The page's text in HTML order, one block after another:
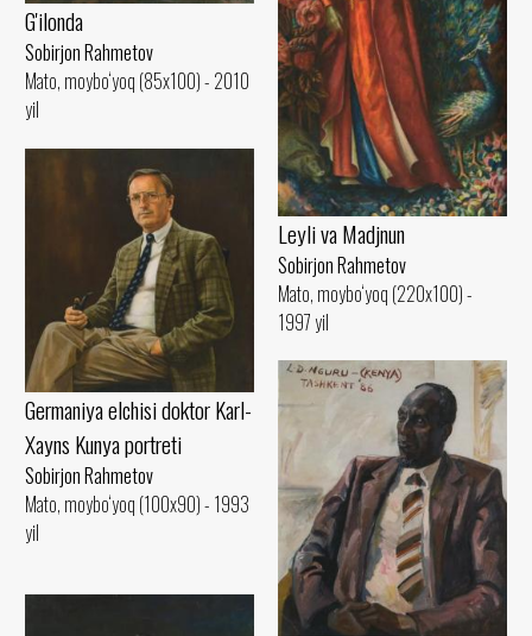
Leyli va Madjnun
Sobirjon Rahmetov
Mato, moybo‘yoq (220x100) -
1997 yil
G'ilonda
Sobirjon Rahmetov
Mato, moybo‘yoq (85x100) - 2010
yil
Germaniya elchisi doktor Karl-
Xayns Kunya portreti
Sobirjon Rahmetov
Mato, moybo‘yoq (100x90) - 1993
yil